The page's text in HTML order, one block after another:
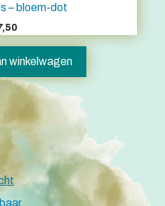
– bloem-dot
winkelwagen